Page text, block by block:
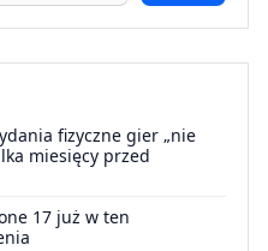
fizyczne gier „nie
miesięcy przed
17 już w ten